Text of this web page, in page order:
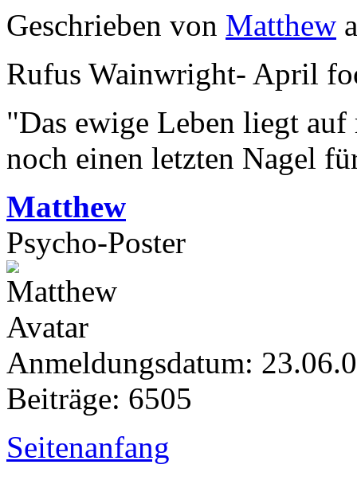
Geschrieben von Matthew
Rufus Wainwright- April
"Das ewige Leben liegt
noch einen letzten Nagel
Matthew
Psycho-Poster
Anmeldungsdatum:
Beiträge: 6505
Seitenanfang